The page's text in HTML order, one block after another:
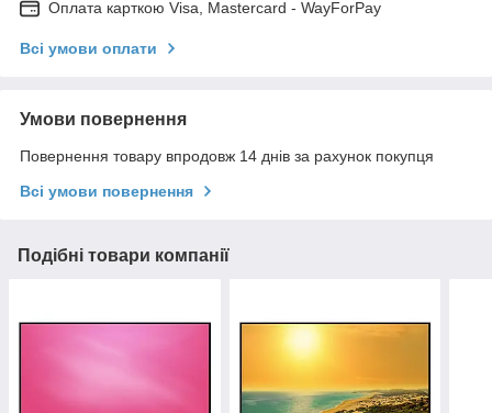
Оплата карткою Visa, Mastercard - WayForPay
Всі умови оплати
Умови повернення
Повернення товару впродовж 14 днів за рахунок покупця
Всі умови повернення
Подібні товари компанії